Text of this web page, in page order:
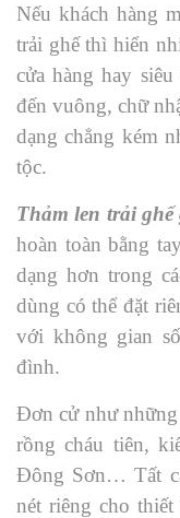
Nếu khách hàng
trải ghế thì hiển
cửa hàng hay
đến vuông, chữ
dạng chẳng kém
tộc.
Thảm len trải ghế
hoàn toàn bằng
dạng hơn trong
dùng có thể đặt
với không gian
đình.
Đơn cử như
rồng cháu tiên,
Đông Sơn… Tất
nét riêng cho